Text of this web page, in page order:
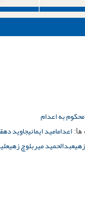
به اعدام
اعدامامید ایمانیجاوید
عبدالحمید میربلوچ زهی